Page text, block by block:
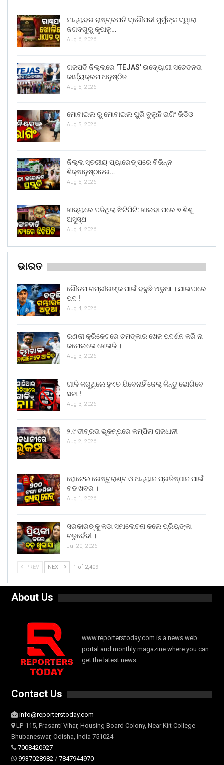
ମାନ୍ୟବର ରାଷ୍ଟ୍ରପତି ଦ୍ରୌପଦୀ ମୁର୍ମୁଙ୍କ ଦ୍ୱାରା
ଜଗଦଗୁରୁ କୃପାଳୁ…
Aug 6, 2026
ଗଜପତି ଜିଲ୍ଲାରେ ‘TEJAS’ ଉଦ୍ୟୋଗୀ ସଚେତନତା
କାର୍ଯ୍ୟକ୍ରମ ଅନୁଷ୍ଠିତ
Aug 5, 2026
ମୋବାଇଲ ରୁ ମୋବାଇଲ ଘୁରି ବୁଲୁଛି ରାଗିଂ ଭିଡିଓ
Aug 5, 2026
ଜିଲ୍ଲା ସ୍ତରୀୟ ପ୍ୟାରେଡ୍ ପରେ ବିଭିନ୍ନ
ଶିକ୍ଷାନୁଷ୍ଠାନର…
Aug 5, 2026
ଖାଦ୍ୟରେ ପଡିଥିଲା ଝିଟିପିଟି: ଖାଇବା ପରେ ୭ ଶିଶୁ
ଅସୁସ୍ଥ
Aug 4, 2026
ଭାରତ
ଗୌତମ ଗମ୍ଭୀରଙ୍କ ପାଇଁ ବଢୁଛି ଅଡୁଆ । ଯାଇପାରେ
ପଦ !
Aug 4, 2026
ରଣଜୀ କ୍ରିକେଟରେ ଚମତ୍କାର ଖେଳ ପଦର୍ଶନ କରି ନା
କମେଇଲେ ଖେଳାଳି ।
Aug 3, 2026
ଗାଳି କରୁଥିଲେ ହୁଏତ ଯିବେନାହିଁ ଜେଲ୍ କିନ୍ତୁ ଭୋଗିବେ
ସଜା !
Aug 3, 2026
୨.୯ ତୀବ୍ରତା ଭୂକମ୍ପରେ କମ୍ପିଲା ରାଜଧାନୀ
Aug 2, 2026
ହୋଟେଲ ରେଷ୍ଟୁରାଣ୍ଟ ଓ ଅନ୍ୟାନ ପ୍ରତିଷ୍ଠାନ ପାଇଁ
ବଡ ଖବର ।
Aug 1, 2026
ସରକାରଙ୍କୁ କଡା ସମାଲୋଚନା କଲେ ପ୍ରିୟଙ୍କା
ଚତୁର୍ବେଦୀ ।
Jul 20, 2026
PREV NEXT 1 of 2,409
About Us
www.reporterstoday.com is a news web
portal and monthly magazine where you can
get the latest news.
Contact Us
info@reporterstoday.com
LP-115, Prasanti Vihar, Housing Board Colony, Near Kiit College
Bhubaneswar, Odisha, India 751024
7008420927
9937028982 / 7847944970